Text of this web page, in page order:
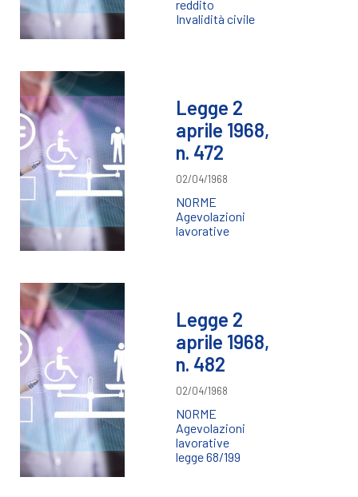
reddito
Invalidità civile
Legge 2
aprile 1968,
n. 472
02/04/1968
NORME
Agevolazioni
lavorative
Legge 2
aprile 1968,
n. 482
02/04/1968
NORME
Agevolazioni
lavorative
legge 68/199